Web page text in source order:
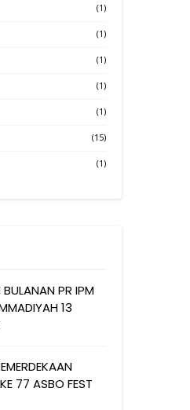
(1)
(1)
(1)
(1)
(1)
(15)
(1)
PR IPM
13
77 ASBO FEST